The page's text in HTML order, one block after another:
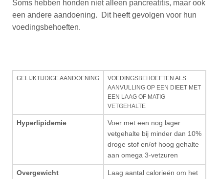
Soms hebben honden niet alleen pancreatitis, maar ook
een andere aandoening. Dit heeft gevolgen voor hun
voedingsbehoeften.
GELIJKTIJDIGE AANDOENING
VOEDINGSBEHOEFTEN ALS
AANVULLING OP EEN DIEET MET
EEN LAAG OF MATIG
VETGEHALTE
Hyperlipidemie
Voer met een nog lager
vetgehalte bij minder dan 10%
droge stof en/of hoog gehalte
aan omega 3-vetzuren
Overgewicht
Laag aantal calorieën om het